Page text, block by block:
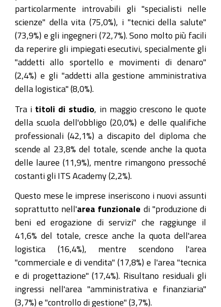
particolarmente introvabili gli "specialisti nelle
scienze" della vita (75,0%), i "tecnici della salute"
(73,9%) e gli ingegneri (72,7%). Sono molto più facili
da reperire gli impiegati esecutivi, specialmente gli
"addetti allo sportello e movimenti di denaro"
(2,4%) e gli "addetti alla gestione amministrativa
della logistica" (8,0%).
Tra i titoli di studio , in maggio crescono le quote
della scuola dell'obbligo (20,0%) e delle qualifiche
professionali (42,1%) a discapito del diploma che
scende al 23,8% del totale, scende anche la quota
delle lauree (11,9%), mentre rimangono pressoché
costanti gli ITS Academy (2,2%).
Questo mese le imprese inseriscono i nuovi assunti
soprattutto nell'area funzionale di "produzione di
beni ed erogazione di servizi" che raggiunge il
41,6% del totale, cresce anche la quota dell'area
logistica (16,4%), mentre scendono l'area
"commerciale e di vendita" (17,8%) e l'area "tecnica
e di progettazione" (17,4%). Risultano residuali gli
ingressi nell'area "amministrativa e finanziaria"
(3,7%) e "controllo di gestione" (3,7%).